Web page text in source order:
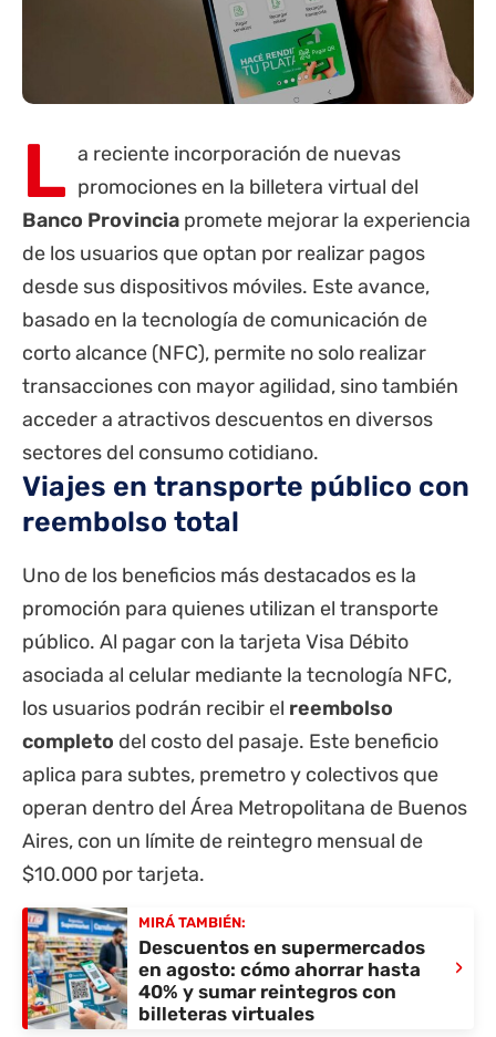
L a reciente incorporación de nuevas
promociones en la billetera virtual del
Banco Provincia promete mejorar la experiencia
de los usuarios que optan por realizar pagos
desde sus dispositivos móviles. Este avance,
basado en la tecnología de comunicación de
corto alcance (NFC), permite no solo realizar
transacciones con mayor agilidad, sino también
acceder a atractivos descuentos en diversos
sectores del consumo cotidiano.
Viajes en transporte público con
reembolso total
Uno de los beneficios más destacados es la
promoción para quienes utilizan el transporte
público. Al pagar con la tarjeta Visa Débito
asociada al celular mediante la tecnología NFC,
los usuarios podrán recibir el reembolso
completo del costo del pasaje. Este beneficio
aplica para subtes, premetro y colectivos que
operan dentro del Área Metropolitana de Buenos
Aires, con un límite de reintegro mensual de
$10.000 por tarjeta.
MIRÁ TAMBIÉN:
Descuentos en supermercados
en agosto: cómo ahorrar hasta
40% y sumar reintegros con
billeteras virtuales
›